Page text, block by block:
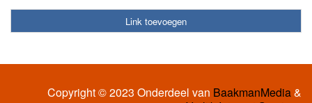
Link toevoegen
Copyright © 2023 Onderdeel van BaakmanMedia&